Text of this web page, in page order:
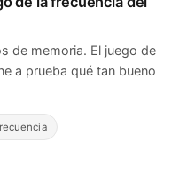
de memoria. El juego de
a prueba qué tan bueno